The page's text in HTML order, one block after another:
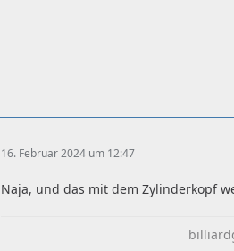
16. Februar 2024 um 12:47
Naja, und das mit dem Zylinderkopf